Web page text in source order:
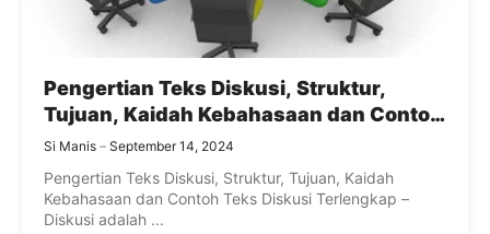
Pengertian Teks Diskusi, Struktur,
Tujuan, Kaidah Kebahasaan dan Contoh
Teks Diskusi Terlengkap
Si Manis September 14, 2024
Pengertian Teks Diskusi, Struktur, Tujuan, Kaidah
Kebahasaan dan Contoh Teks Diskusi Terlengkap –
Diskusi adalah ...